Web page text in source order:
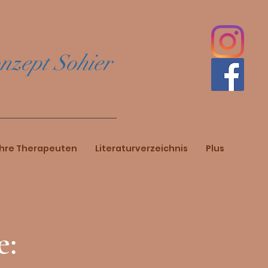
Sohier
Therapeuten Literaturverzeichnis Plus